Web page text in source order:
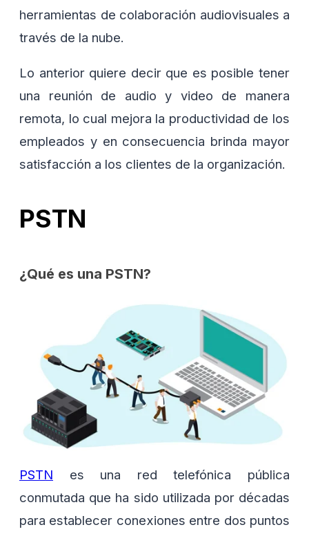
herramientas de colaboración audiovisuales a
través de la nube.
Lo anterior quiere decir que es posible tener
una reunión de audio y video de manera
remota, lo cual mejora la productividad de los
empleados y en consecuencia brinda mayor
satisfacción a los clientes de la organización.
PSTN
¿Qué es una PSTN?
PSTN es una red telefónica pública
conmutada que ha sido utilizada por décadas
para establecer conexiones entre dos puntos